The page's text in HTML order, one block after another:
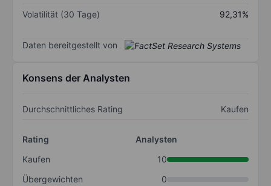
Volatilität (30 Tage)
92,31%
Daten bereitgestellt von
Konsens der Analysten
Durchschnittliches Rating Kaufen
Rating
Analysten
Kaufen
10
Übergewichten
0